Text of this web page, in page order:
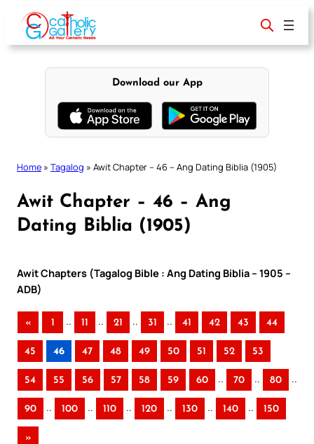
content
Download our App
Home » Tagalog » Awit Chapter – 46 – Ang Dating Biblia (1905)
Awit Chapter – 46 – Ang
Dating Biblia (1905)
Awit Chapters (Tagalog Bible : Ang Dating Biblia – 1905 –
ADB)
« 1 .. 11 .. 21 .. 31 .. 41 42 43 44
45 46 47 48 49 50 51 52 53
54 55 56 57 58 59 60 .. 70 .. 80 ..
90 .. 100 .. 110 .. 120 .. 130 .. 140 .. 150
»